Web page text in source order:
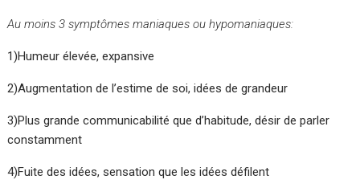
Au moins 3 symptômes maniaques ou hypomaniaques:
1)Humeur élevée, expansive
2)Augmentation de l’estime de soi, idées de grandeur
3)Plus grande communicabilité que d’habitude, désir de parler
constamment
4)Fuite des idées, sensation que les idées défilent